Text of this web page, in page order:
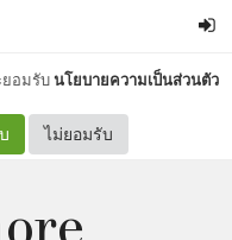
ยอมรับนโยบายความเป็นส่วนตัว
ไม่ยอมรับ